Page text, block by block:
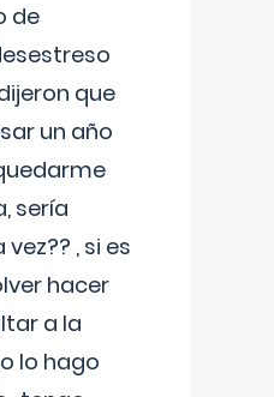
de
que
un año
sería
, si es
hacer
a la
lo hago